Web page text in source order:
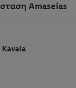
Amaseias